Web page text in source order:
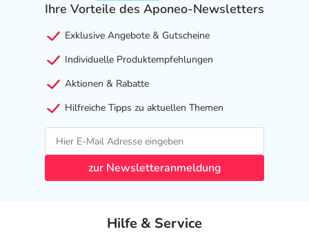
Ihre Vorteile des Aponeo-Newsletters
Exklusive Angebote & Gutscheine
Individuelle Produktempfehlungen
Aktionen & Rabatte
Hilfreiche Tipps zu aktuellen Themen
zur Newsletteranmeldung
Hilfe & Service